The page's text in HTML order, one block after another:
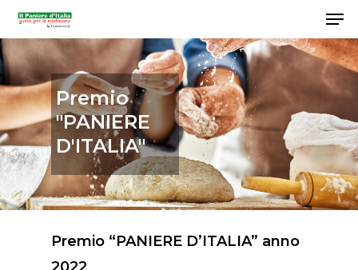
Hit enter to search or ESC to close
Premio
"PANIERE
D'ITALIA"
Premio “PANIERE D’ITALIA” anno